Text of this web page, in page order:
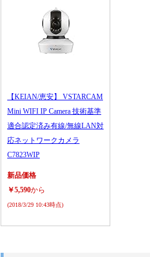
【KEIAN/恵安】 VSTARCAM
Mini WIFI IP Camera 技術基準
適合認定済み有線/無線LAN対
応ネットワークカメラ
C7823WIP
新品価格
￥5,590から
(2018/3/29 10:43時点)